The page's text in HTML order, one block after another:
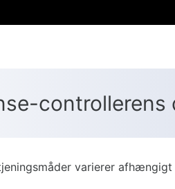
controllerens
varierer